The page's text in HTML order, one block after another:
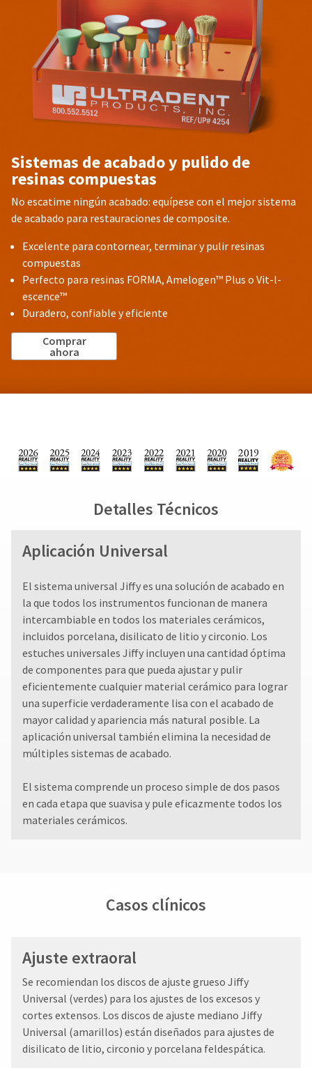
Sistemas de acabado y pulido de
resinas compuestas
No escatime ningún acabado: equípese con el mejor sistema
de acabado para restauraciones de composite.
Excelente para contornear, terminar y pulir resinas
compuestas
Perfecto para resinas FORMA, Amelogen™ Plus o Vit-l-
escence™
Duradero, confiable y eficiente
Comprar
ahora
Detalles Técnicos
Aplicación Universal
El sistema universal Jiffy es una solución de acabado en
la que todos los instrumentos funcionan de manera
intercambiable en todos los materiales cerámicos,
incluidos porcelana, disilicato de litio y circonio. Los
estuches universales Jiffy incluyen una cantidad óptima
de componentes para que pueda ajustar y pulir
eficientemente cualquier material cerámico para lograr
una superficie verdaderamente lisa con el acabado de
mayor calidad y apariencia más natural posible. La
aplicación universal también elimina la necesidad de
múltiples sistemas de acabado.
El sistema comprende un proceso simple de dos pasos
en cada etapa que suavisa y pule eficazmente todos los
materiales cerámicos.
Casos clínicos
Ajuste extraoral
Se recomiendan los discos de ajuste grueso Jiffy
Universal (verdes) para los ajustes de los excesos y
cortes extensos. Los discos de ajuste mediano Jiffy
Universal (amarillos) están diseñados para ajustes de
disilicato de litio, circonio y porcelana feldespática.